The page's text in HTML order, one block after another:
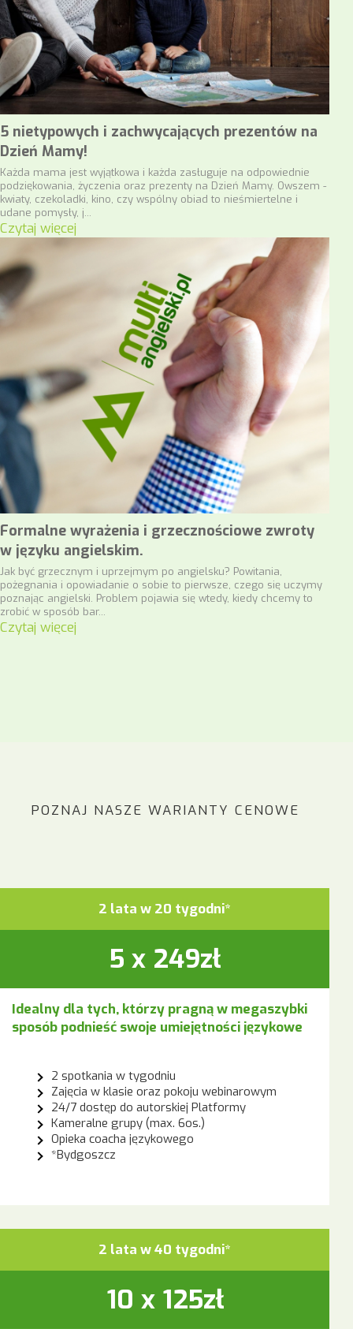
5 nietypowych i zachwycających prezentów na
Dzień Mamy!
Każda mama jest wyjątkowa i każda zasługuje na odpowiednie
podziękowania, życzenia oraz prezenty na Dzień Mamy. Owszem -
kwiaty, czekoladki, kino, czy wspólny obiad to nieśmiertelne i
udane pomysły, j...
Czytaj więcej
Formalne wyrażenia i grzecznościowe zwroty
w języku angielskim.
Jak być grzecznym i uprzejmym po angielsku? Powitania,
pożegnania i opowiadanie o sobie to pierwsze, czego się uczymy
poznając angielski. Problem pojawia się wtedy, kiedy chcemy to
zrobić w sposób bar...
Czytaj więcej
POZNAJ NASZE WARIANTY CENOWE
2 lata w 20 tygodni*
5 x 249zł
Idealny dla tych, którzy pragną w megaszybki
sposób podnieść swoje umiejętności językowe
2 spotkania w tygodniu
Zajęcia w klasie oraz pokoju webinarowym
24/7 dostęp do autorskiej Platformy
Kameralne grupy (max. 6os.)
Opieka coacha językowego
*Bydgoszcz
2 lata w 40 tygodni*
10 x 125zł